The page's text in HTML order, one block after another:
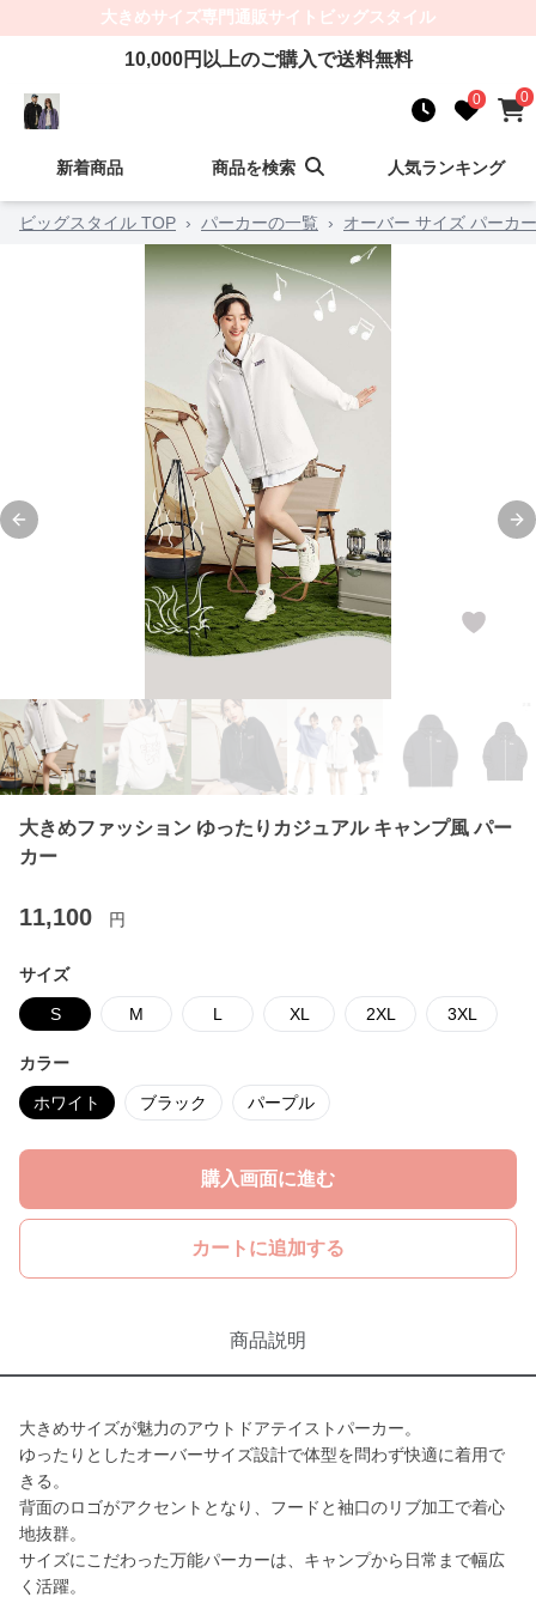
大きめサイズ専門通販サイト ビッグスタイル
10,000円以上のご購入で送料無料
0 0
新着商品 商品を検索 人気ランキング
ビッグスタイル TOP › パーカーの一覧 › オーバー サイズ パーカ
Previous slide
大きめファッション ゆったりカジュアル キャンプ風 パー
カー
11,100 円
サイズ
S M L XL 2XL 3XL
カラー
ホワイト ブラック パープル
購入画面に進む
カートに追加する
商品説明
大きめサイズが魅力のアウトドアテイストパーカー。
ゆったりとしたオーバーサイズ設計で体型を問わず快適に着用で
きる。
背面のロゴがアクセントとなり、フードと袖口のリブ加工で着心
地抜群。
サイズにこだわった万能パーカーは、キャンプから日常まで幅広
く活躍。